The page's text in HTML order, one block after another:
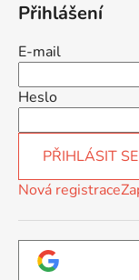
Přihlášení
E-mail
Heslo
PŘIHLÁSIT SE
Nová registrace